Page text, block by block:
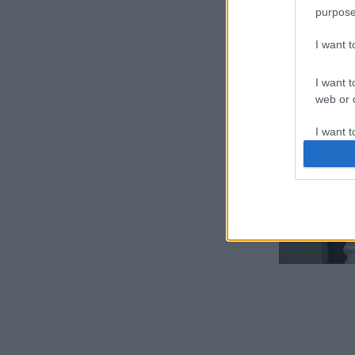
I want
I want
web or
I want
I want
I want